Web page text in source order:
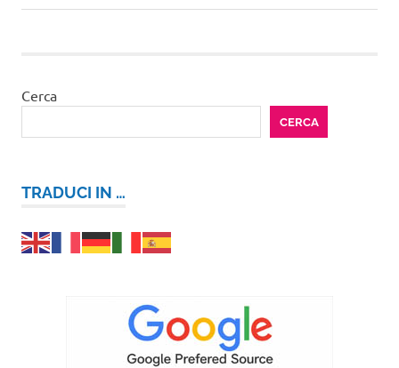
articoli successivo:
Cerca
CERCA
TRADUCI IN …